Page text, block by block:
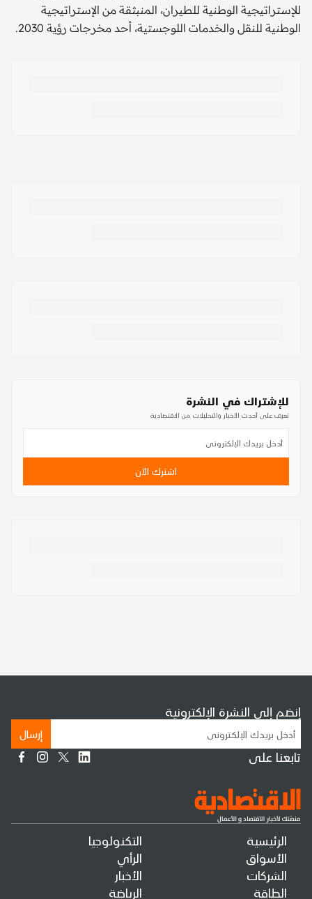
للإستراتيجية الوطنية للطيران، المنبثقة من الإستراتيجية
الوطنية للنقل والخدمات اللوجستية، أحد مخرجات رؤية 2030.
للإشتراك في النشرة
تعرف على أحدث الأخبار والتحليلات من الاقتصادية
اشترك الآن
الرئيسية
الأسواق
الشركات
الطاقة
التكنولوجيا
الرأي
الأخبار
الرياضة
إنضم إلى النشرة الإلكترونية
إرسال
تابعنا على